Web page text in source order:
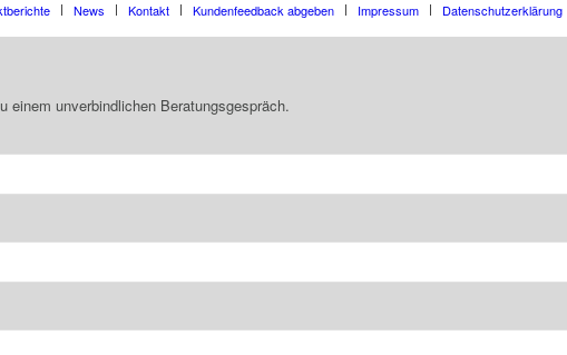
News Kontakt Kundenfeedback abgeben Impressum Datenschutzerklärung
unverbindlichen Beratungsgespräch.